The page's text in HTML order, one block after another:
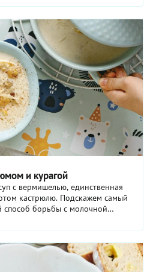
и курагой
с вермишелью, единственная
кастрюлю. Подскажем самый
борьбы с молочной
...